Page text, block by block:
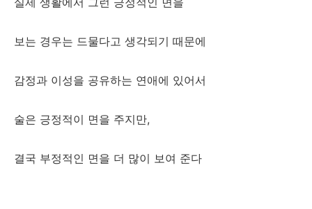
보는 경우는 드물다고 생각되기 때문에
감정과 이성을 공유하는 연애에 있어서
술은 긍정적이 면을 주지만,
결국 부정적인 면을 더 많이 보여 준다